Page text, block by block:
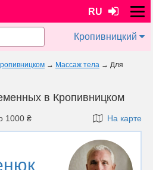
RU
Кропивницкий
→ Массаж тела → Для
в Кропивницком
1000 ₴ На карте